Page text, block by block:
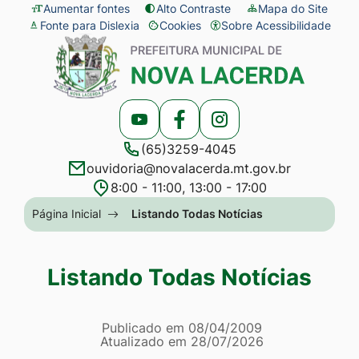
Seção
de
atalhos
acessibilidade
Ir
para
conteúdo
menu
[alt+2]
para
Aumentar fontes Alto Contraste
Mapa do Site
Fonte para Dislexia
Cookies
Abrir
preferências
de
cookies
Sobre Acessibilidade
Seção
menu
Acessar
a
Rede
Social
Acessar
a
Rede
Social
Acessar
a
Rede
Social
(65)3259-4045
ouvidoria@novalacerda.mt.gov.br
8:00 - 11:00, 13:00 - 17:00
Seção
do
principal
Página Inicial Listando Todas Notícias
Listando Todas Notícias
Página Listando Todas
Informações
Publicado em 08/04/2009
Atualizado em 28/07/2026